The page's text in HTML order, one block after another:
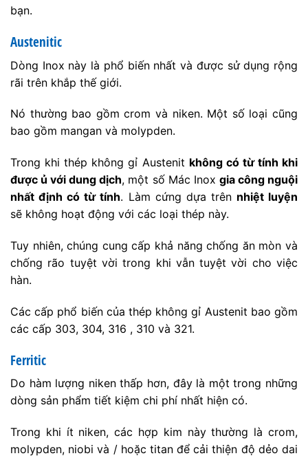
bạn.
Austenitic
Dòng Inox này là phổ biến nhất và được sử dụng rộng
rãi trên khắp thế giới.
Nó thường bao gồm crom và niken. Một số loại cũng
bao gồm mangan và molypden.
Trong khi thép không gỉ Austenit không có từ tính khi
được ủ với dung dịch, một số Mác Inox gia công nguội
nhất định có từ tính. Làm cứng dựa trên nhiệt luyện
sẽ không hoạt động với các loại thép này.
Tuy nhiên, chúng cung cấp khả năng chống ăn mòn và
chống rão tuyệt vời trong khi vẫn tuyệt vời cho việc
hàn.
Các cấp phổ biến của thép không gỉ Austenit bao gồm
các cấp 303, 304, 316 , 310 và 321.
Ferritic
Do hàm lượng niken thấp hơn, đây là một trong những
dòng sản phẩm tiết kiệm chi phí nhất hiện có.
Trong khi ít niken, các hợp kim này thường là crom,
molypden, niobi và / hoặc titan để cải thiện độ dẻo dai